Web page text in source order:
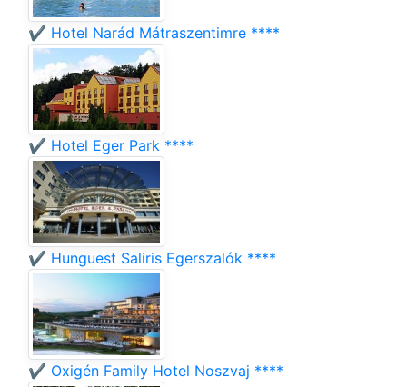
✔️ Hotel Narád Mátraszentimre ****
✔️ Hotel Eger Park ****
✔️ Hunguest Saliris Egerszalók ****
✔️ Oxigén Family Hotel Noszvaj ****